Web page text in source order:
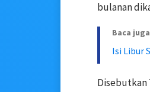
bulanan
Baca
Isi Libur
Disebutkan